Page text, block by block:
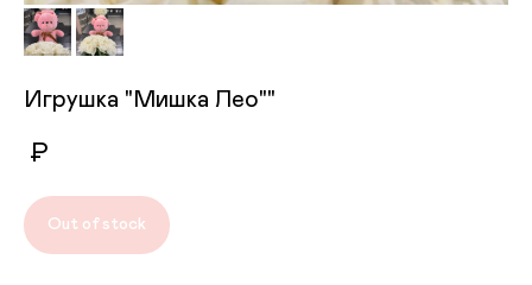
Игрушка "Мишка Лео""
₽
Out of stock